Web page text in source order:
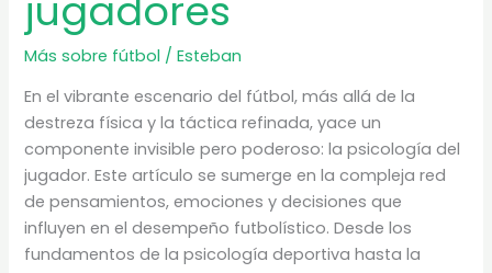
Más sobre fútbol /Esteban
En el vibrante escenario del fútbol, más allá de la
destreza física y la táctica refinada, yace un
componente invisible pero poderoso: la psicología del
jugador. Este artículo se sumerge en la compleja red
de pensamientos, emociones y decisiones que
influyen en el desempeño futbolístico. Desde los
fundamentos de la psicología deportiva hasta la